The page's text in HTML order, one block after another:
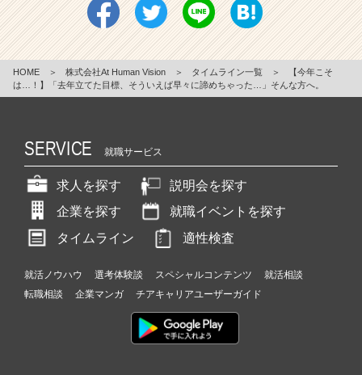
HOME ＞ 株式会社At Human Vision ＞ タイムライン一覧 ＞
【今年こそ
は…！】「去年立てた目標、そういえば早々に諦めちゃった…」そんな方へ。
SERVICE 就職サービス
求人を探す
説明会を探す
企業を探す
就職イベントを探す
タイムライン
適性検査
就活ノウハウ 選考体験談 スペシャルコンテンツ
就活相談
転職相談
企業マンガ チアキャリアユーザーガイド